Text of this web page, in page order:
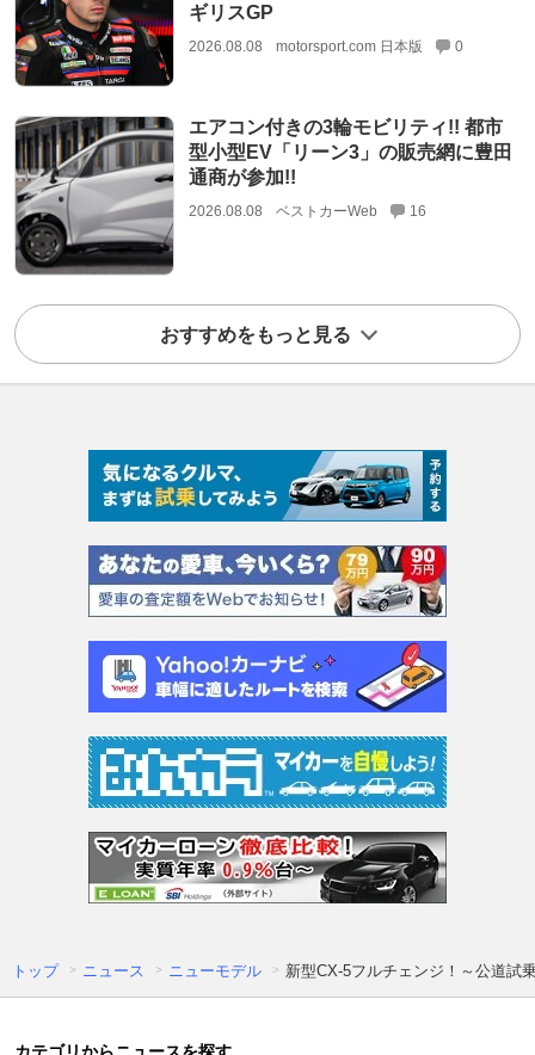
ギリスGP
2026.08.08 motorsport.com 日本版 0
エアコン付きの3輪モビリティ!! 都市
型小型EV「リーン3」の販売網に豊田
通商が参加!!
2026.08.08 ベストカーWeb 16
おすすめをもっと見る
トップ ニュース ニューモデル 新型CX-5フルチェンジ！～公道試